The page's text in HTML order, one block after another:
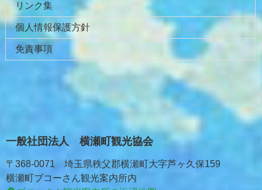
リンク集
個人情報保護方針
免責事項
一般社団法人 横瀬町観光協会
〒368-0071 埼玉県秩父郡横瀬町大字芦ヶ久保159
横瀬町ブコーさん観光案内所内